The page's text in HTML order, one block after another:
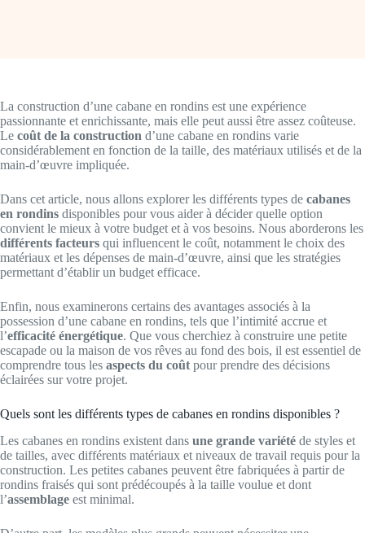
La construction d’une cabane en rondins est une expérience
passionnante et enrichissante, mais elle peut aussi être assez coûteuse.
Le coût de la construction d’une cabane en rondins varie
considérablement en fonction de la taille, des matériaux utilisés et de la
main-d’œuvre impliquée.
Dans cet article, nous allons explorer les différents types de cabanes
en rondins disponibles pour vous aider à décider quelle option
convient le mieux à votre budget et à vos besoins. Nous aborderons les
différents facteurs qui influencent le coût, notamment le choix des
matériaux et les dépenses de main-d’œuvre, ainsi que les stratégies
permettant d’établir un budget efficace.
Enfin, nous examinerons certains des avantages associés à la
possession d’une cabane en rondins, tels que l’intimité accrue et
l’efficacité énergétique. Que vous cherchiez à construire une petite
escapade ou la maison de vos rêves au fond des bois, il est essentiel de
comprendre tous les aspects du coût pour prendre des décisions
éclairées sur votre projet.
Quels sont les différents types de cabanes en rondins disponibles ?
Les cabanes en rondins existent dans une grande variété de styles et
de tailles, avec différents matériaux et niveaux de travail requis pour la
construction. Les petites cabanes peuvent être fabriquées à partir de
rondins fraisés qui sont prédécoupés à la taille voulue et dont
l’assemblage est minimal.